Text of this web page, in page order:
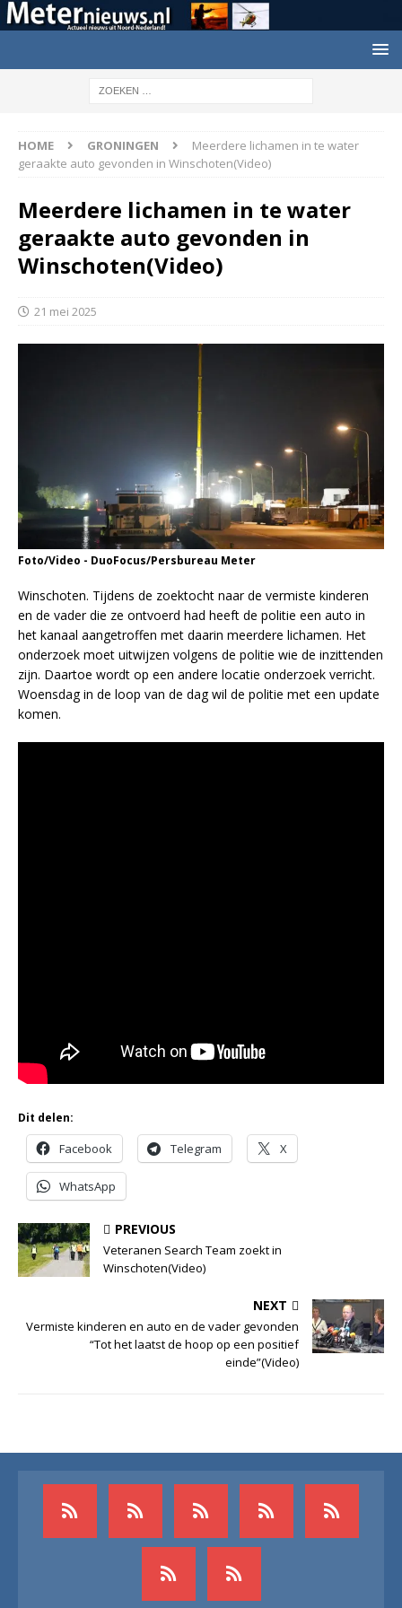
HOME GRONINGEN
Meerdere lichamen in te water
geraakte auto gevonden in Winschoten(Video)
Meerdere lichamen in te water
geraakte auto gevonden in
Winschoten(Video)
21 mei 2025
Foto/Video - DuoFocus/Persbureau Meter
Winschoten. Tijdens de zoektocht naar de vermiste kinderen
en de vader die ze ontvoerd had heeft de politie een auto in
het kanaal aangetroffen met daarin meerdere lichamen. Het
onderzoek moet uitwijzen volgens de politie wie de inzittenden
zijn. Daartoe wordt op een andere locatie onderzoek verricht.
Woensdag in de loop van de dag wil de politie met een update
komen.
Dit delen:
Facebook Telegram X
WhatsApp
PREVIOUS
Veteranen Search Team zoekt in
Winschoten(Video)
NEXT
Vermiste kinderen en auto en de vader gevonden
“Tot het laatst de hoop op een positief
einde”(Video)